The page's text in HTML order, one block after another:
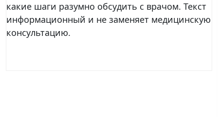
какие шаги разумно обсудить с врачом. Текст
информационный и не заменяет медицинскую
консультацию.